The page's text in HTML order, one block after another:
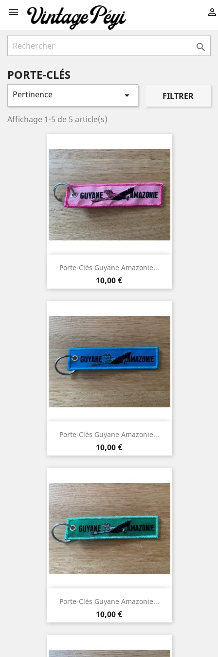
 

PORTE-CLÉS
Pertinence  FILTRER
Affichage 1-5 de 5 article(s)
Porte-Clés Guyane Amazonie...
Prix
10,00 €
Porte-Clés Guyane Amazonie...
Prix
10,00 €
Porte-Clés Guyane Amazonie...
Prix
10,00 €